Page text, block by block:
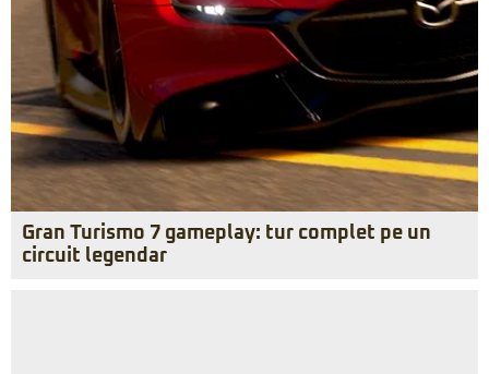
Gran Turismo 7 gameplay: tur complet pe un
circuit legendar